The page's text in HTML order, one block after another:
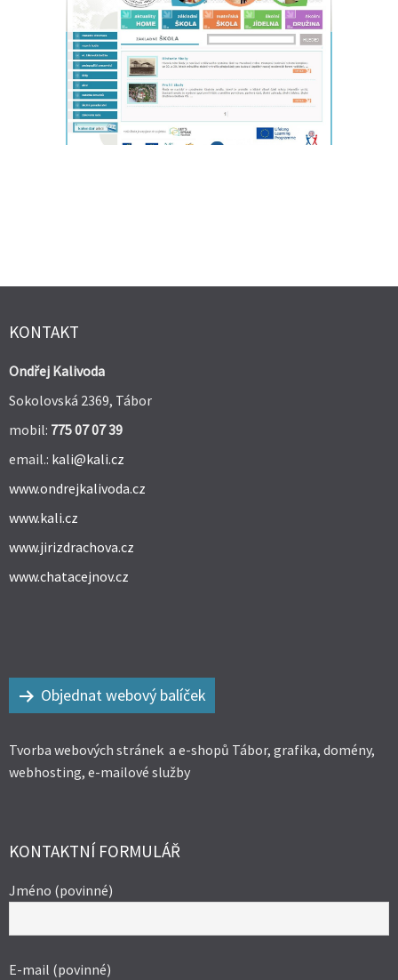
KONTAKT
Ondřej Kalivoda
Sokolovská 2369, Tábor
mobil: 775 07 07 39
email.: kali@kali.cz
www.ondrejkalivoda.cz
www.kali.cz
www.jirizdrachova.cz
www.chatacejnov.cz
Objednat webový balíček
Tvorba webových stránek a e-shopů Tábor, grafika, domény,
webhosting, e-mailové služby
KONTAKTNÍ FORMULÁŘ
Jméno (povinné)
E-mail (povinné)